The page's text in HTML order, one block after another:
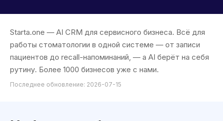
Starta.one — AI CRM для сервисного бизнеса. Всё для
работы стоматологии в одной системе — от записи
пациентов до recall-напоминаний, — а AI берёт на себя
рутину. Более 1000 бизнесов уже с нами.
Последнее обновление: 2026-07-15